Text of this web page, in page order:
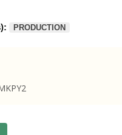
PRODUCTION